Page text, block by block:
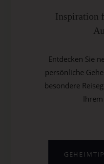
Inspiration
Entdecken Sie
persönliche
besondere